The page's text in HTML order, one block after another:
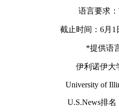
语言要求
截止时间：6月1
*提供语
伊利诺伊大
University of
U.S.News排名